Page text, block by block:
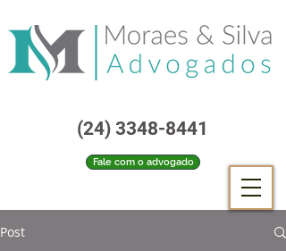
Fale com o advogado
(24) 3348-8441
Post